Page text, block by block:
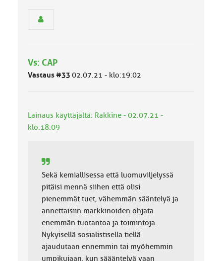
ä
l
a
:
Vs: CAP
Vastaus #33 02.07.21 - klo:19:02
Lainaus käyttäjältä: Rakkine - 02.07.21 -
klo:18:09
Sekä kemiallisessa että luomuviljelyssä
pitäisi mennä siihen että olisi
pienemmät tuet, vähemmän sääntelyä ja
annettaisiin markkinoiden ohjata
enemmän tuotantoa ja toimintoja.
Nykyisellä sosialistisella tiellä
ajaudutaan ennemmin tai myöhemmin
umpikujaan, kun säääntelyä vaan